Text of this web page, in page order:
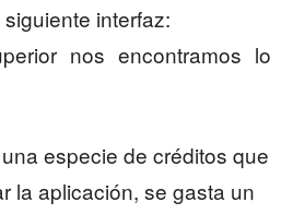
interfaz:
nos encontramos lo
especie de créditos que
la aplicación, se gasta un